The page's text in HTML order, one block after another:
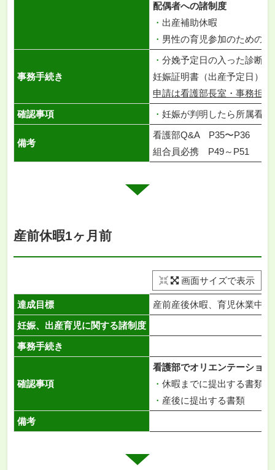
配偶者への諸制度
・ 出産補助休暇
・ 男性の育児参加のための
事務手続き
・ 分娩予定日の入った診断書
妊娠証明書（出産予定日）
申請は看護部長室・事務担
確認事項
・ 妊娠が判明したら所属看
備考
看護部Q&A P35〜P36
組合員必携 P49～P51
産前休暇1ヶ月前
画面サイズで表示
達成目標
産前産後休暇、育児休業中
妊娠、出産育児に関する諸制度
事務手続き
確認事項
看護部でオリエンテーション
・ 休暇までに提出する書類
・ 産後に提出する書類
備考